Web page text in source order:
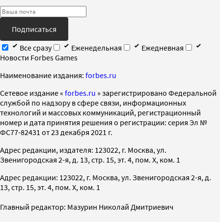
Подписаться
Все сразу
Еженедельная
Ежедневная
Новости Forbes Games
Наименование издания: forbes.ru
Cетевое издание « forbes.ru » зарегистрировано Федеральной
службой по надзору в сфере связи, информационных
технологий и массовых коммуникаций, регистрационный
номер и дата принятия решения о регистрации: серия Эл №
ФС77-82431 от 23 декабря 2021 г.
Адрес редакции, издателя: 123022, г. Москва, ул.
Звенигородская 2-я, д. 13, стр. 15, эт. 4, пом. X, ком. 1
Адрес редакции: 123022, г. Москва, ул. Звенигородская 2-я, д.
13, стр. 15, эт. 4, пом. X, ком. 1
Главный редактор: Мазурин Николай Дмитриевич